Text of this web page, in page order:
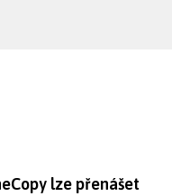
lze přenášet